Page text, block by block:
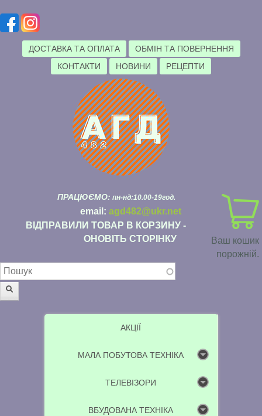
ДОСТАВКА ТА ОПЛАТА
ОБМІН ТА ПОВЕРНЕННЯ
КОНТАКТИ
НОВИНИ РЕЦЕПТИ
Ваш кошик
порожній.
ПРАЦЮЄМО: пн-нд:10.00-19год.
email: agd482@ukr.net
ВІДПРАВИЛИ ТОВАР В КОРЗИНУ -
ОНОВІТЬ СТОРІНКУ
Пошукова форма
АКЦІЇ
МАЛА ПОБУТОВА ТЕХНІКА
ТЕЛЕВІЗОРИ
ВБУДОВАНА ТЕХНІКА